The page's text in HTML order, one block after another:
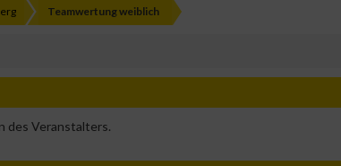
Teamwertung weiblich
des Veranstalters.